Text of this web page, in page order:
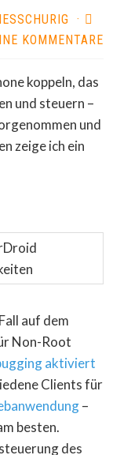
·
KOMMENTARE
koppeln, das
und steuern –
und
zeige ich ein
auf dem
Non-Root
aktiviert
Clients für
–
besten.
des